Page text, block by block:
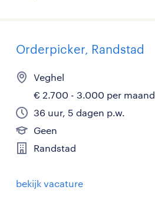
Orderpicker, Randstad
Veghel
€ 2.700 - 3.000 per maand
36 uur, 5 dagen p.w.
Geen
Randstad
bekijk vacature